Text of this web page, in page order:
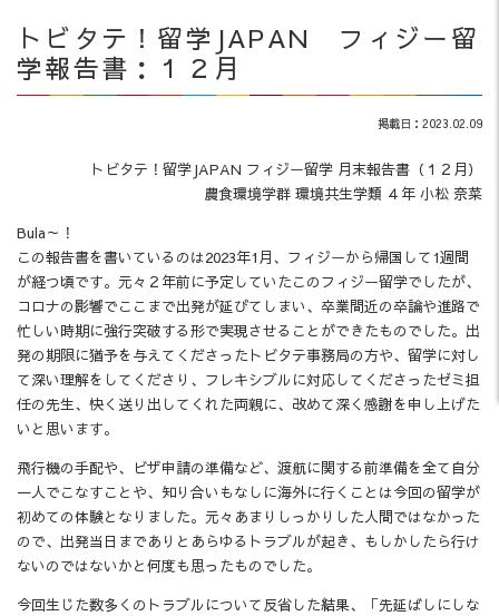
トビタテ！留学JAPAN フィジー留
学報告書：１２月
掲載日：2023.02.09
トビタテ！留学JAPAN フィジー留学 月末報告書（１２月）
農食環境学群 環境共生学類 ４年 小松 奈菜
Bula～！
この報告書を書いているのは2023年1月、フィジーから帰国して1週間
が経つ頃です。元々２年前に予定していたこのフィジー留学でしたが、
コロナの影響でここまで出発が延びてしまい、卒業間近の卒論や進路で
忙しい時期に強行突破する形で実現させることができたものでした。出
発の期限に猶予を与えてくださったトビタテ事務局の方や、留学に対し
て深い理解をしてくださり、フレキシブルに対応してくださったゼミ担
任の先生、快く送り出してくれた両親に、改めて深く感謝を申し上げた
いと思います。
飛行機の手配や、ビザ申請の準備など、渡航に関する前準備を全て自分
一人でこなすことや、知り合いもなしに海外に行くことは今回の留学が
初めての体験となりました。元々あまりしっかりした人間ではなかった
ので、出発当日までありとあらゆるトラブルが起き、もしかしたら行け
ないのではないかと何度も思ったものでした。
今回生じた数多くのトラブルについて反省した結果、「先延ばしにしな